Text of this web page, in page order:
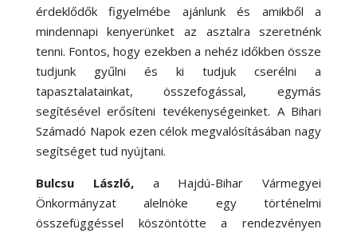
érdeklődők figyelmébe ajánlunk és amikből a
mindennapi kenyerünket az asztalra szeretnénk
tenni. Fontos, hogy ezekben a nehéz időkben össze
tudjunk gyűlni és ki tudjuk cserélni a
tapasztalatainkat, összefogással, egymás
segítésével erősíteni tevékenységeinket. A Bihari
Számadó Napok ezen célok megvalósításában nagy
segítséget tud nyújtani.
Bulcsu László,a Hajdú-Bihar Vármegyei
Önkormányzat alelnöke egy történelmi
összefüggéssel köszöntötte a rendezvényen